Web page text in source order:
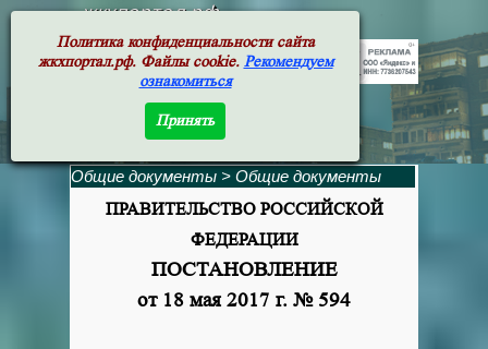
жкхпортал.рф
Общие документы > Общие документы
ПРАВИТЕЛЬСТВО РОССИЙСКОЙ
ФЕДЕРАЦИИ
ПОСТАНОВЛЕНИЕ
от 18 мая 2017 г. № 594
Политика конфиденциальности сайта
жкхпортал.рф. Файлы cookie. Рекомендуем
ознакомиться
Принять